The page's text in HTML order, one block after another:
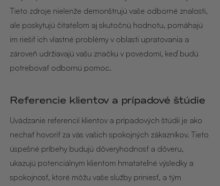
Tieto zdroje nielenže demonštrujú vaše odborné znalosti,
ale poskytujú čitateľom aj skutočnú hodnotu, pomáhajú
im riešiť ich vlastné problémy v oblasti upratovania a
zároveň udržiavajú vašu značku v povedomí, keď budú
potrebovať odbornú pomoc.
Referencie klientov a prípadové štúdie
Uvádzanie referencií klientov a prípadových štúdií je ako
nechať hovoriť za vás vašich spokojných zákazníkov. Tieto
úspešné príbehy budujú dôveryhodnosť a dôveru,
ukazujú potenciálnym klientom hmatateľné výsledky a
spokojnosť, ktoré môžu vaše služby priniesť, a tým